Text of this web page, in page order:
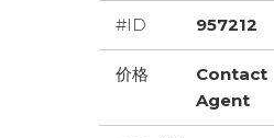
#ID 957212
价格
Contact
Agent